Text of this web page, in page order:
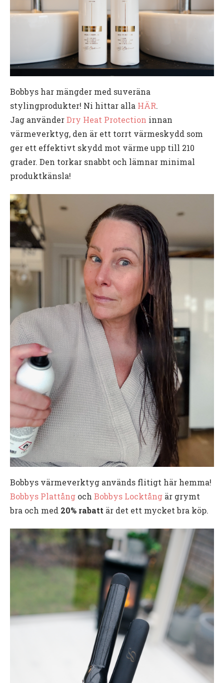
Bobbys har mängder med suveräna
stylingprodukter! Ni hittar alla HÄR.
Jag använderDry Heat Protection innan
värmeverktyg, den är ett torrt värmeskydd som
ger ett effektivt skydd mot värme upp till 210
grader. Den torkar snabbt och lämnar minimal
produktkänsla!
Bobbys värmeverktyg används flitigt här hemma!
Bobbys Plattång och Bobbys Locktång är grymt
bra och med 20% rabatt är det ett mycket bra köp.